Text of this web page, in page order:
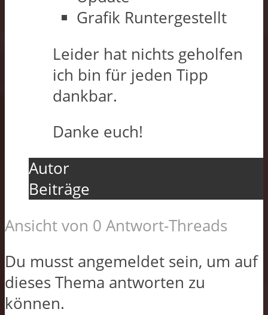
Grafik Runtergestellt
Leider hat nichts geholfen
ich bin für jeden Tipp
dankbar.
Danke euch!
Autor
Beiträge
Ansicht von 0 Antwort-Threads
Du musst angemeldet sein, um auf
dieses Thema antworten zu
können.